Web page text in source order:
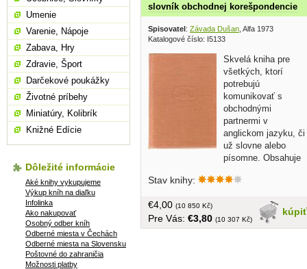
slovník obchodnej korešpondencie
Spisovatel: Závada Dušan , Alfa 1973
Katalogové číslo: I5133
Skvelá kniha pre
všetkých, ktorí
potrebujú
komunikovať s
obchodnými
partnermi v
anglickom jazyku, či
už slovne alebo
písomne. Obsahuje
spojenia, ktoré sa používajú v
anglické znenie v súčasnej odbornej
angličtine. Zoradené podľa abecedy...
tvrdá väzba, bez obalu, 560 strán,
Stav knihy:
kúpiť
€4,00 (10 850 Kč)
Pre Vás: €3,80 (10 307 Kč)
Umenie
Varenie, Nápoje
Zabava, Hry
Zdravie, Šport
Darčekové poukážky
Životné príbehy
Miniatúry, Kolibrík
Knižné Edície
Dôležité informácie
Aké knihy vykupujeme
Výkup kníh na diaľku
Infolinka
Ako nakupovať
Osobný odber kníh
Odberné miesta v Čechách
Odberné miesta na Slovensku
Poštovné do zahraničia
Možnosti platby